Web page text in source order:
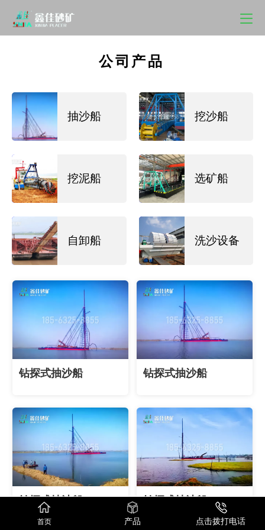
公司产品
抽沙船 挖沙船
挖泥船 选矿船
自卸船 洗沙设备
钻探式抽沙船 钻探式抽沙船
钻探式抽沙船 钻探式抽沙船
首页 产品 点击拨打电话